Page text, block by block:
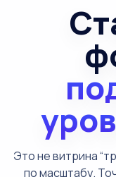
Это не витрина
по масштабу.